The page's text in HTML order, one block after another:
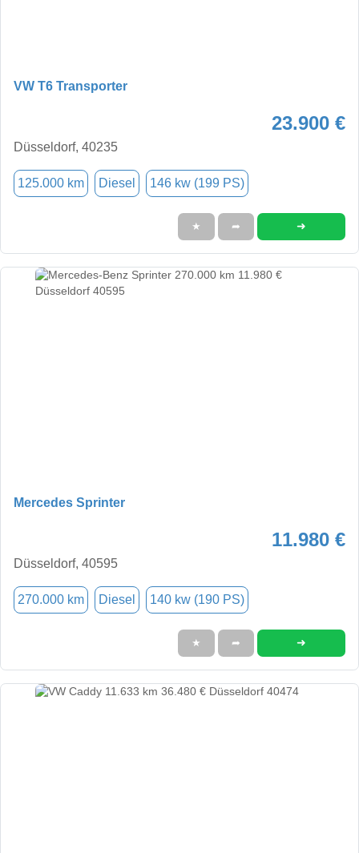
VW T6 Transporter
23.900 €
Düsseldorf, 40235
125.000 km Diesel 146 kw (199 PS)
★ ➦ ➜
Mercedes Sprinter
11.980 €
Düsseldorf, 40595
270.000 km Diesel 140 kw (190 PS)
★ ➦ ➜